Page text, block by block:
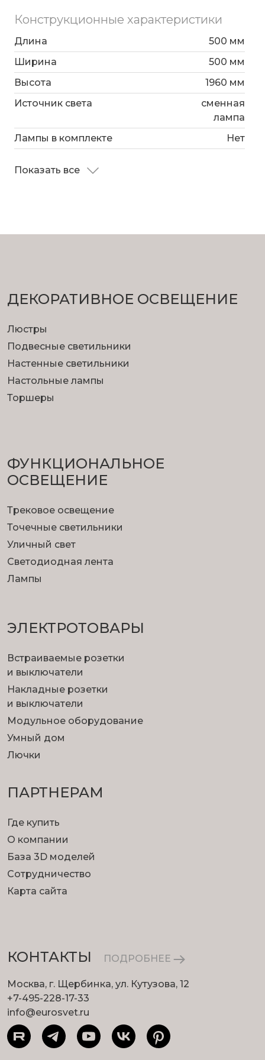
Конструкционные характеристики
Длина
500 мм
Ширина
500 мм
Высота
1960 мм
Источник света
сменная
лампа
Лампы в комплекте
Нет
Показать все
ДЕКОРАТИВНОЕ ОСВЕЩЕНИЕ
Люстры
Подвесные светильники
Настенные светильники
Настольные лампы
Торшеры
ФУНКЦИОНА­ЛЬНОЕ
ОСВЕЩЕНИЕ
Трековое освещение
Точечные светильники
Уличный свет
Светодиодная лента
Лампы
ЭЛЕКТРОТОВАРЫ
Встраиваемые розетки
и выключатели
Накладные розетки
и выключатели
Модульное оборудование
Умный дом
Лючки
ПАРТНЕРАМ
Где купить
О компании
База 3D моделей
Сотрудничество
Карта сайта
КОНТАКТЫ ПОДРОБНЕЕ
Москва, г. Щербинка, ул. Кутузова, 12
+7-495-228-17-33
info@eurosvet.ru